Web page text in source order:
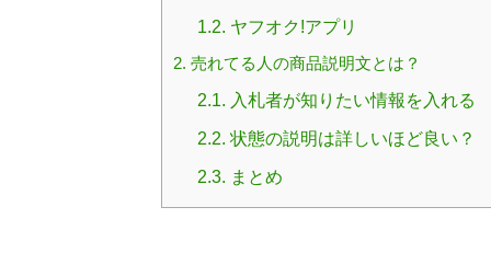
1.2. ヤフオク!アプリ
2. 売れてる人の商品説明文とは？
2.1. 入札者が知りたい情報を入れる
2.2. 状態の説明は詳しいほど良い？
2.3. まとめ